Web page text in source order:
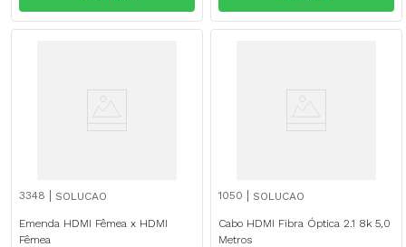
3348 SOLUCAO
Emenda HDMI Fêmea x HDMI
Fêmea
1050 SOLUCAO
Cabo HDMI Fibra Óptica 2.1 8k 5,0
Metros